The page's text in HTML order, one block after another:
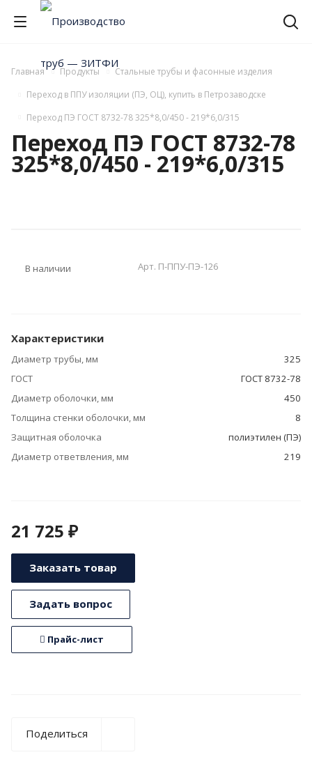
Главная Продукты
Стальные трубы и фасонные изделия
Переход в ППУ изоляции (ПЭ, ОЦ), купить в Петрозаводске
Переход ПЭ ГОСТ 8732-78 325*8,0/450 - 219*6,0/315
Переход ПЭ ГОСТ 8732-78
325*8,0/450 - 219*6,0/315
В наличии Арт. П-ППУ-ПЭ-126
Характеристики
Диаметр трубы, мм
325
ГОСТ
ГОСТ 8732-78
Диаметр оболочки, мм
450
Толщина стенки оболочки, мм
8
Защитная оболочка
полиэтилен (ПЭ)
Диаметр ответвления, мм
219
21 725 ₽
Заказать товар
Задать вопрос
Прайс-лист
Поделиться